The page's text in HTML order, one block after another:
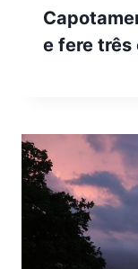
e fere três